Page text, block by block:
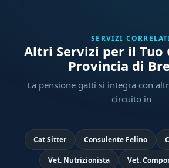
SERVIZI
Altri Servizi per il Tuo
Provincia di
La pensione gatti si integra con
circuito in
Cat Sitter Consulente Felino
Vet. Nutrizionista Vet.